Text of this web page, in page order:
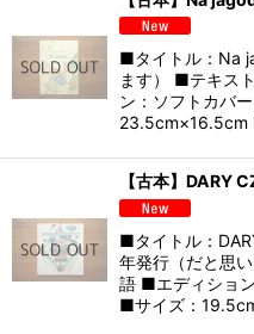
■タイトル：Na
ます） ■テキス
ン：ソフトカバ
【古本】DARY
■タイトル：
年発行（だと思
語 ■エディショ
■サイズ：